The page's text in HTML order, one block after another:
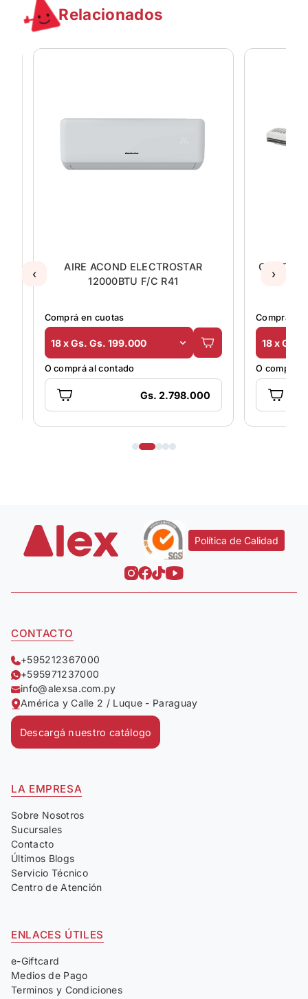
Relacionados
AIRE ACOND ELECTROSTAR
12000BTU F/C R41
Comprá en cuotas
18 x Gs. Gs. 199.000
O comprá al contado
Gs. 2.798.000
CORTINA
Comprá en
18 x Gs.
O comprá
‹ ›
Política de Calidad
CONTACTO
+595212367000
+595971237000
info@alexsa.com.py
América y Calle 2 / Luque - Paraguay
Descargá nuestro catálogo
LA EMPRESA
Sobre Nosotros
Sucursales
Contacto
Últimos Blogs
Servicio Técnico
Centro de Atención
ENLACES ÚTILES
e-Giftcard
Medios de Pago
Terminos y Condiciones